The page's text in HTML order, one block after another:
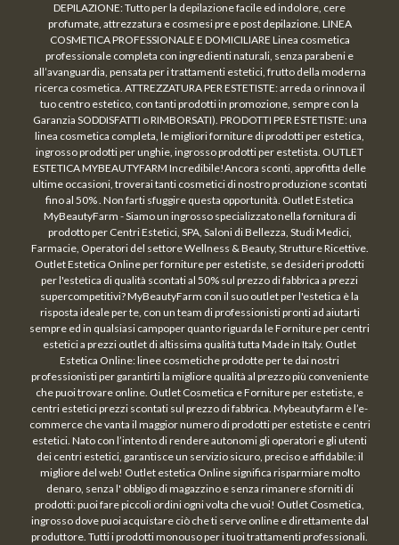
DEPILAZIONE: Tutto per la depilazione facile ed indolore, cere
profumate, attrezzatura e cosmesi pre e post depilazione. LINEA
COSMETICA PROFESSIONALE E DOMICILIARE Linea cosmetica
professionale completa con ingredienti naturali, senza parabeni e
all’avanguardia, pensata per i trattamenti estetici, frutto della moderna
ricerca cosmetica. ATTREZZATURA PER ESTETISTE: arreda o rinnova il
tuo centro estetico, con tanti prodotti in promozione, sempre con la
Garanzia SODDISFATTI o RIMBORSATI). PRODOTTI PER ESTETISTE: una
linea cosmetica completa, le migliori forniture di prodotti per estetica,
ingrosso prodotti per unghie, ingrosso prodotti per estetista. OUTLET
ESTETICA MYBEAUTYFARM Incredibile!Ancora sconti, approfitta delle
ultime occasioni, troverai tanti cosmetici di nostro produzione scontati
fino al 50% . Non farti sfuggire questa opportunità. Outlet Estetica
MyBeautyFarm - Siamo un ingrosso specializzato nella fornitura di
prodotto per Centri Estetici, SPA, Saloni di Bellezza, Studi Medici,
Farmacie, Operatori del settore Wellness & Beauty, Strutture Ricettive.
Outlet Estetica Online per forniture per estetiste, se desideri prodotti
per l'estetica di qualità scontati al 50% sul prezzo di fabbrica a prezzi
supercompetitivi? MyBeautyFarm con il suo outlet per l'estetica è la
risposta ideale per te, con un team di professionisti pronti ad aiutarti
sempre ed in qualsiasi campoper quanto riguarda le Forniture per centri
estetici a prezzi outlet di altissima qualità tutta Made in Italy. Outlet
Estetica Online: linee cosmetiche prodotte per te dai nostri
professionisti per garantirti la migliore qualità al prezzo più conveniente
che puoi trovare online. Outlet Cosmetica e Forniture per estetiste, e
centri estetici prezzi scontati sul prezzo di fabbrica. Mybeautyfarm è l’e-
commerce che vanta il maggior numero di prodotti per estetiste e centri
estetici. Nato con l’intento di rendere autonomi gli operatori e gli utenti
dei centri estetici, garantisce un servizio sicuro, preciso e affidabile: il
migliore del web! Outlet estetica Online significa risparmiare molto
denaro, senza l' obbligo di magazzino e senza rimanere sforniti di
prodotti: puoi fare piccoli ordini ogni volta che vuoi! Outlet Cosmetica,
ingrosso dove puoi acquistare ciò che ti serve online e direttamente dal
produttore. Tutti i prodotti monouso per i tuoi trattamenti professionali.